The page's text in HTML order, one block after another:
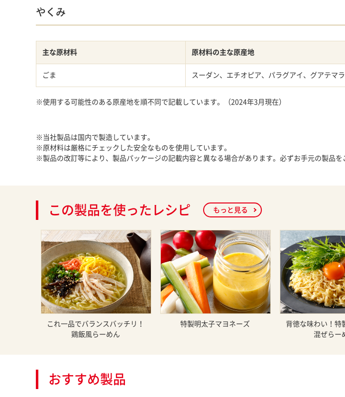
やくみ
主な原材料 原材料の主な原産地
ごま スーダン、エチオピア、パラグアイ、グアテマ
※使用する可能性のある原産地を順不同で記載しています。（2024年3月現在）
※当社製品は国内で製造しています。
※原材料は厳格にチェックした安全なものを使用しています。
※製品の改訂等により、製品パッケージの記載内容と異なる場合があります。必ずお手元の製品を
この製品を使ったレシピ もっと見る
これ一品でバランスバッチリ！
鶏飯風らーめん
特製明太子マヨネーズ
背徳な味わい！特
混ぜらー
おすすめ製品